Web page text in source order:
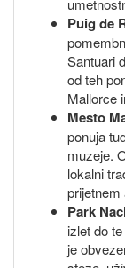
Puig de
Santuari
od teh
Mallorce
Mesto
ponuja
muzeje.
lokalni
prijetnem
Park
izlet do
je